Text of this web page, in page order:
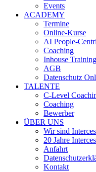
Events
ACADEMY
Termine
Online-Kurse
AI People-
Coaching
Inhouse
AGB
Datenschutz
TALENTE
C-Level
Coaching
Bewerber
ÜBER UNS
Wir sind
20 Jahre
Anfahrt
Kontakt